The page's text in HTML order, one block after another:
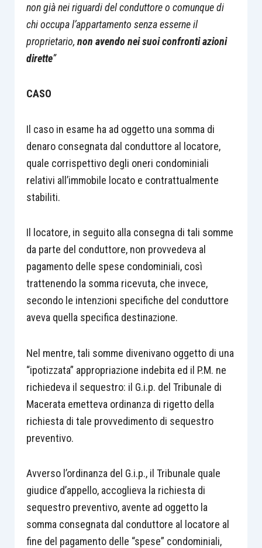
non già nei riguardi del conduttore o comunque di
chi occupa l’appartamento senza esserne il
proprietario, non avendo nei suoi confronti azioni
dirette”
CASO
Il caso in esame ha ad oggetto una somma di
denaro consegnata dal conduttore al locatore,
quale corrispettivo degli oneri condominiali
relativi all’immobile locato e contrattualmente
stabiliti.
Il locatore, in seguito alla consegna di tali somme
da parte del conduttore, non provvedeva al
pagamento delle spese condominiali, così
trattenendo la somma ricevuta, che invece,
secondo le intenzioni specifiche del conduttore
aveva quella specifica destinazione.
Nel mentre, tali somme divenivano oggetto di una
“ipotizzata” appropriazione indebita ed il P.M. ne
richiedeva il sequestro: il G.i.p. del Tribunale di
Macerata emetteva ordinanza di rigetto della
richiesta di tale provvedimento di sequestro
preventivo.
Avverso l’ordinanza del G.i.p., il Tribunale quale
giudice d’appello, accoglieva la richiesta di
sequestro preventivo, avente ad oggetto la
somma consegnata dal conduttore al locatore al
fine del pagamento delle “spese” condominiali,